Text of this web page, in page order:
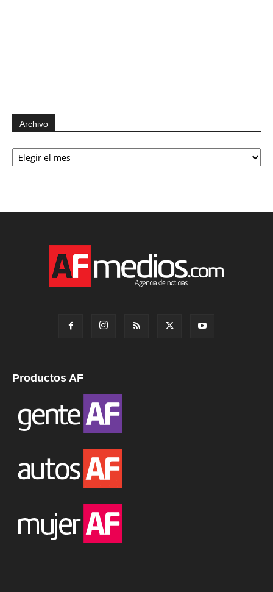
Archivo
Archivo
Productos AF